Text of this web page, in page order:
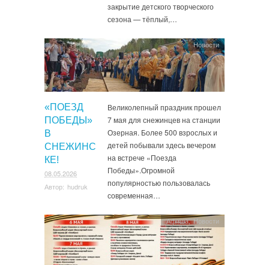
закрытие детского творческого
сезона — тёплый,…
«ПОЕЗД
ПОБЕДЫ»
В
СНЕЖИНС
КЕ!
08.05.2026
Автор: hudruk
Новости
Великолепный праздник прошел
7 мая для снежинцев на станции
Озерная. Более 500 взрослых и
детей побывали здесь вечером
на встрече «Поезда
Победы».Огромной
популярностью пользовалась
современная…
Афиша,Новости